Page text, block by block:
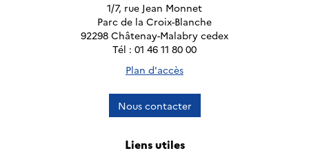
1/7, rue Jean Monnet
Parc de la Croix-Blanche
92298 Châtenay-Malabry cedex
Tél : 01 46 11 80 00
Plan d'accès
Nous contacter
Liens utiles